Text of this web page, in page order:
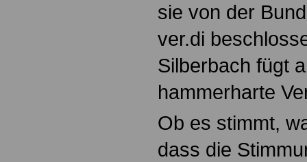
sie von der
ver.di
Silberbach fügt
hammerharte
Ob es stimmt,
dass die